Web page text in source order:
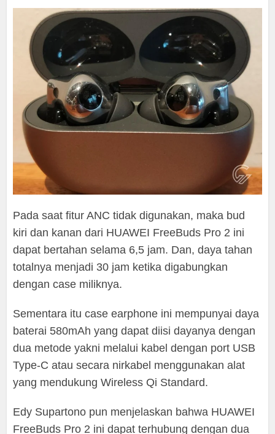
Pada saat fitur ANC tidak digunakan, maka bud
kiri dan kanan dari HUAWEI FreeBuds Pro 2 ini
dapat bertahan selama 6,5 jam. Dan, daya tahan
totalnya menjadi 30 jam ketika digabungkan
dengan case miliknya.
Sementara itu case earphone ini mempunyai daya
baterai 580mAh yang dapat diisi dayanya dengan
dua metode yakni melalui kabel dengan port USB
Type-C atau secara nirkabel menggunakan alat
yang mendukung Wireless Qi Standard.
Edy Supartono pun menjelaskan bahwa HUAWEI
FreeBuds Pro 2 ini dapat terhubung dengan dua